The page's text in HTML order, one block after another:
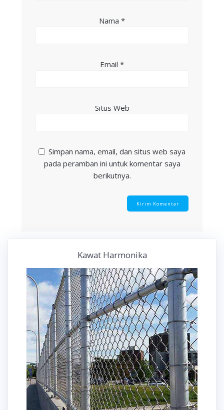
Nama *
Email *
Situs Web
Simpan nama, email, dan situs web saya
pada peramban ini untuk komentar saya
berikutnya.
Kawat Harmonika